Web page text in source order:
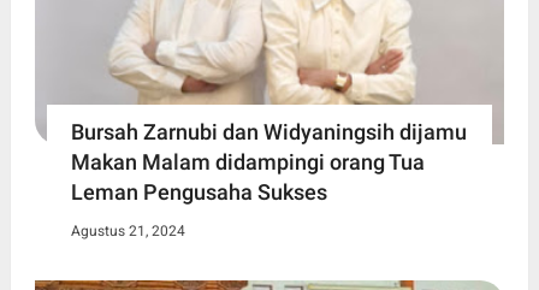
Bursah Zarnubi dan Widyaningsih dijamu
Makan Malam didampingi orang Tua
Leman Pengusaha Sukses
Agustus 21, 2024